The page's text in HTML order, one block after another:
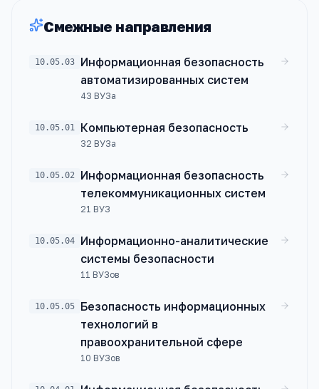
Смежные направления
10.05.03
Информационная безопасность
автоматизированных систем
43 ВУЗа
10.05.01 Компьютерная безопасность
32 ВУЗа
10.05.02
Информационная безопасность
телекоммуникационных систем
21 ВУЗ
10.05.04
Информационно-аналитические
системы безопасности
11 ВУЗов
10.05.05
Безопасность информационных
технологий в
правоохранительной сфере
10 ВУЗов